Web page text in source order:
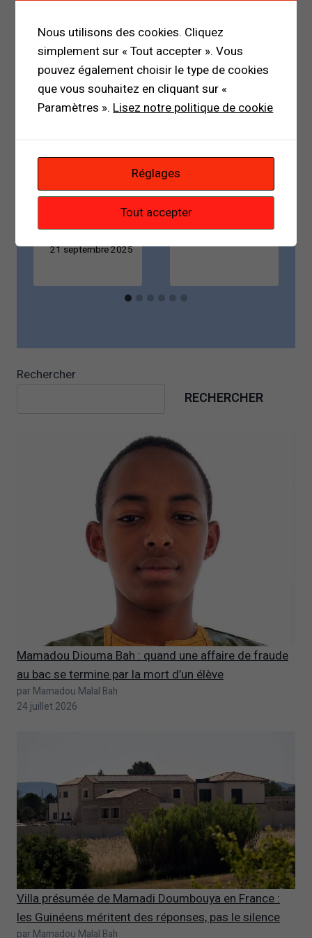
Canada et
l’Australie :
un tournant
diplomatiq
ue majeur
dans
internation
Par
Bah
21 septembre 2025
stratégie
entre
improvisati
on et calcul
politique
Par
Rechercher
RECHERCHER
Mamadou Diouma Bah : quand une affaire de fraude
au bac se termine par la mort d’un élève
par Mamadou Malal Bah
24 juillet 2026
Villa présumée de Mamadi Doumbouya en France :
les Guinéens méritent des réponses, pas le silence
par Mamadou Malal Bah
Nous utilisons des cookies. Cliquez
simplement sur « Tout accepter ». Vous
pouvez également choisir le type de cookies
que vous souhaitez en cliquant sur «
Paramètres ».Lisez notre politique de cookie
Réglages
Tout accepter